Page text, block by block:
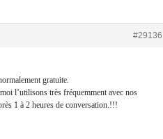
#29136
gratuite.
l’utilisons très fréquemment avec nos
1 à 2 heures de conversation.!!!